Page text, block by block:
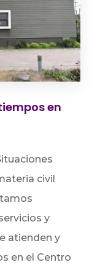
en
civil
y
atienden y
en el Centro